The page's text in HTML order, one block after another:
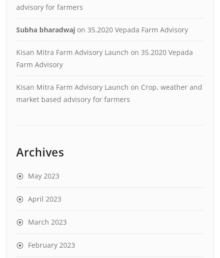
advisory for farmers
Subha bharadwaj on 35.2020 Vepada Farm Advisory
Kisan Mitra Farm Advisory Launch on 35.2020 Vepada
Farm Advisory
Kisan Mitra Farm Advisory Launch on Crop, weather and
market based advisory for farmers
Archives
May 2023
April 2023
March 2023
February 2023